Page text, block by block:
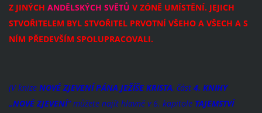
Z JINÝCH ANDĚLSKÝCH SVĚTŮ V ZÓNĚ UMÍSTĚNÍ. JEJICH
STVOŘITELEM BYL STVOŘITEL PRVOTNÍ VŠEHO A VŠECH A S
NÍM PŘEDEVŠÍM SPOLUPRACOVALI.
(V knize NOVÉ ZJEVENÍ PÁNA JEŽÍŠE KRISTA, část 4. KNIHY
„NOVÉ ZJEVENÍ“můžete najít hlavně v 6. kapitole TAJEMSTVÍ